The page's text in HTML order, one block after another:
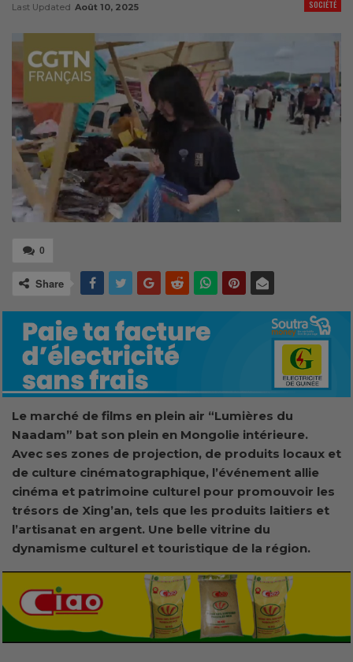
SOCIÉTÉ
Last Updated Août 10, 2025
0
Share
Le marché de films en plein air “Lumières du
Naadam” bat son plein en Mongolie intérieure.
Avec ses zones de projection, de produits locaux et
de culture cinématographique, l’événement allie
cinéma et patrimoine culturel pour promouvoir les
trésors de Xing’an, tels que les produits laitiers et
l’artisanat en argent. Une belle vitrine du
dynamisme culturel et touristique de la région.